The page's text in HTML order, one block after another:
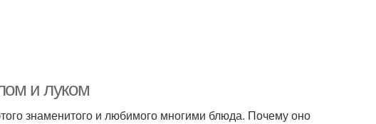
и луком
знаменитого и любимого многими блюда. Почему оно